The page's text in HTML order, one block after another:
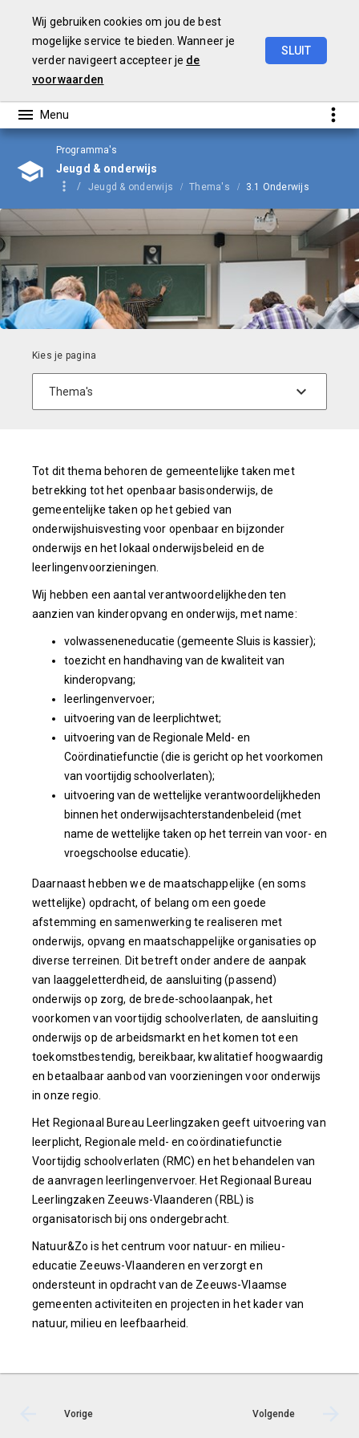
Wij gebruiken cookies om jou de best
mogelijke service te bieden. Wanneer je
verder navigeert accepteer je de
voorwaarden
SLUIT
Programma's
Jeugd & onderwijs
Jeugd & onderwijs Thema's 3.1 Onderwijs
Tot dit thema behoren de gemeentelijke taken met
betrekking tot het openbaar basisonderwijs, de
gemeentelijke taken op het gebied van
onderwijshuisvesting voor openbaar en bijzonder
onderwijs en het lokaal onderwijsbeleid en de
leerlingenvoorzieningen.
Wij hebben een aantal verantwoordelijkheden ten
aanzien van kinderopvang en onderwijs, met name:
volwasseneneducatie (gemeente Sluis is kassier);
toezicht en handhaving van de kwaliteit van
kinderopvang;
leerlingenvervoer;
uitvoering van de leerplichtwet;
uitvoering van de Regionale Meld- en
Coördinatiefunctie (die is gericht op het voorkomen
van voortijdig schoolverlaten);
uitvoering van de wettelijke verantwoordelijkheden
binnen het onderwijsachterstandenbeleid (met
name de wettelijke taken op het terrein van voor- en
vroegschoolse educatie).
Daarnaast hebben we de maatschappelijke (en soms
wettelijke) opdracht, of belang om een goede
afstemming en samenwerking te realiseren met
onderwijs, opvang en maatschappelijke organisaties op
diverse terreinen. Dit betreft onder andere de aanpak
van laaggeletterdheid, de aansluiting (passend)
onderwijs op zorg, de brede-schoolaanpak, het
voorkomen van voortijdig schoolverlaten, de aansluiting
onderwijs op de arbeidsmarkt en het komen tot een
toekomstbestendig, bereikbaar, kwalitatief hoogwaardig
en betaalbaar aanbod van voorzieningen voor onderwijs
in onze regio.
Het Regionaal Bureau Leerlingzaken geeft uitvoering van
leerplicht, Regionale meld- en coördinatiefunctie
Voortijdig schoolverlaten (RMC) en het behandelen van
de aanvragen leerlingenvervoer. Het Regionaal Bureau
Leerlingzaken Zeeuws-Vlaanderen (RBL) is
organisatorisch bij ons ondergebracht.
Natuur&Zo is het centrum voor natuur- en milieu-
educatie Zeeuws-Vlaanderen en verzorgt en
ondersteunt in opdracht van de Zeeuws-Vlaamse
gemeenten activiteiten en projecten in het kader van
natuur, milieu en leefbaarheid.
Vorige Volgende